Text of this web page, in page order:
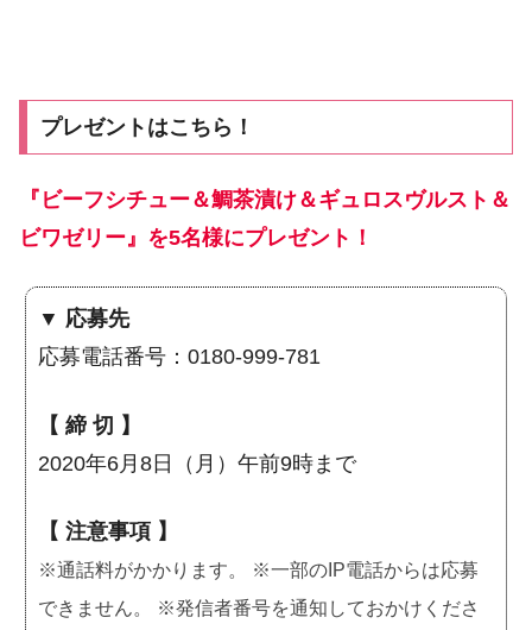
プレゼントはこちら！
『ビーフシチュー＆鯛茶漬け＆ギュロスヴルスト＆
ビワゼリー』を5名様にプレゼント！
▼ 応募先
応募電話番号：0180-999-781
【 締 切 】
2020年6月8日（月）午前9時まで
【 注意事項 】
※通話料がかかります。 ※一部のIP電話からは応募
できません。 ※発信者番号を通知しておかけくださ